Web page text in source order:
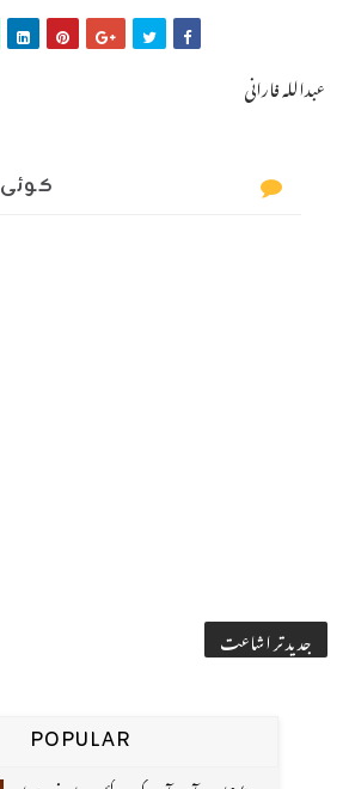
عبداللہ فارانی
جدید تر اشاعت
POPULAR